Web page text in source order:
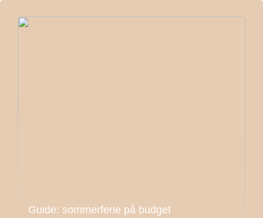
Guide: sommerferie på budget